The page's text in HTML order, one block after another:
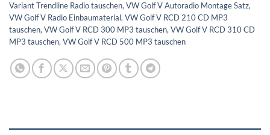
Variant Trendline Radio tauschen, VW Golf V Autoradio Montage Satz,
VW Golf V Radio Einbaumaterial, VW Golf V RCD 210 CD MP3
tauschen, VW Golf V RCD 300 MP3 tauschen, VW Golf V RCD 310 CD
MP3 tauschen, VW Golf V RCD 500 MP3 tauschen